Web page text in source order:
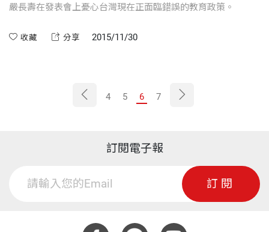
嚴長壽在發表會上憂心台灣現在正面臨錯誤的教育政策。
收藏 分享 2015/11/30
4 5 6 7
訂閱電子報
訂閱